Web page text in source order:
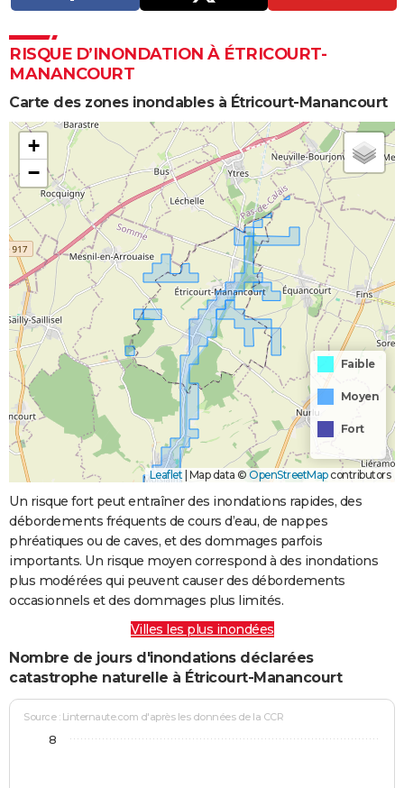
Bricolage
Lifestyle
Culture
Sport
Auto
Television
Voyage
Cinema
RISQUE D’INONDATION À ÉTRICOURT-
MANANCOURT
Carte des zones inondables à Étricourt-Manancourt
+
−
Faible
Moyen
Fort
Leaflet | Map data © OpenStreetMapcontributors
Un risque fort peut entraîner des inondations rapides, des
débordements fréquents de cours d’eau, de nappes
phréatiques ou de caves, et des dommages parfois
importants. Un risque moyen correspond à des inondations
plus modérées qui peuvent causer des débordements
occasionnels et des dommages plus limités.
Villes les plus inondées
Nombre de jours d'inondations déclarées
catastrophe naturelle à Étricourt-Manancourt
Source : Linternaute.com d'après les données de la CCR
8